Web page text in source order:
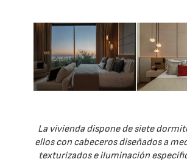
La vivienda dispone de siete
ellos con cabeceros diseñados a
texturizados e iluminación